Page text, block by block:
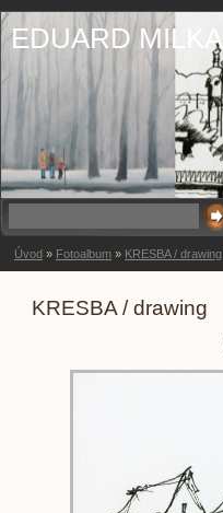
EDUARD MILKA
Úvod » Fotoalbum » KRESBA / drawing
KRESBA / drawing